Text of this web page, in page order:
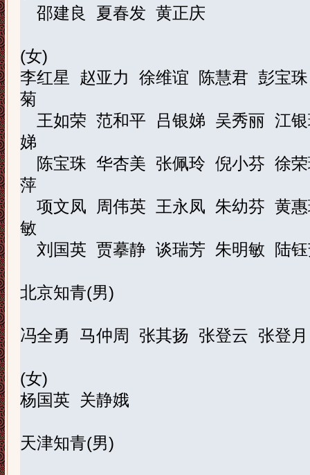
邵建良
夏春发 黄正庆
(女)
李红星
赵亚力 徐维谊 陈慧君 彭宝珠
菊
王如荣 范和平 吕银娣 吴秀丽 江
娣
陈宝珠 华杏美 张佩玲 倪小芬 徐
萍
项文凤
周伟英 王永凤 朱幼芬 黄
敏
刘国英 贾摹静 谈瑞芳 朱明敏 陆
北京知青(男)
冯全勇 马仲周 张其扬 张登云 张登月
(女)
杨国英
关静娥
天津知青(男)